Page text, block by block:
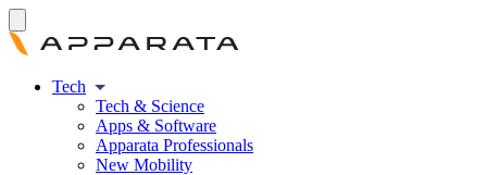
Tech
Tech & Science
Apps & Software
Apparata Professionals
New Mobility